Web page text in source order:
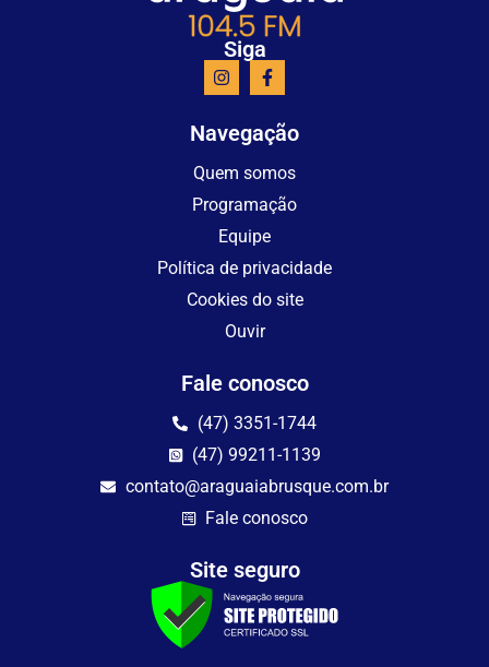
Siga
Navegação
Quem somos
Programação
Equipe
Política de privacidade
Cookies do site
Ouvir
Fale conosco
(47) 3351-1744
(47) 99211-1139
contato@araguaiabrusque.com.br
Fale conosco
Site seguro